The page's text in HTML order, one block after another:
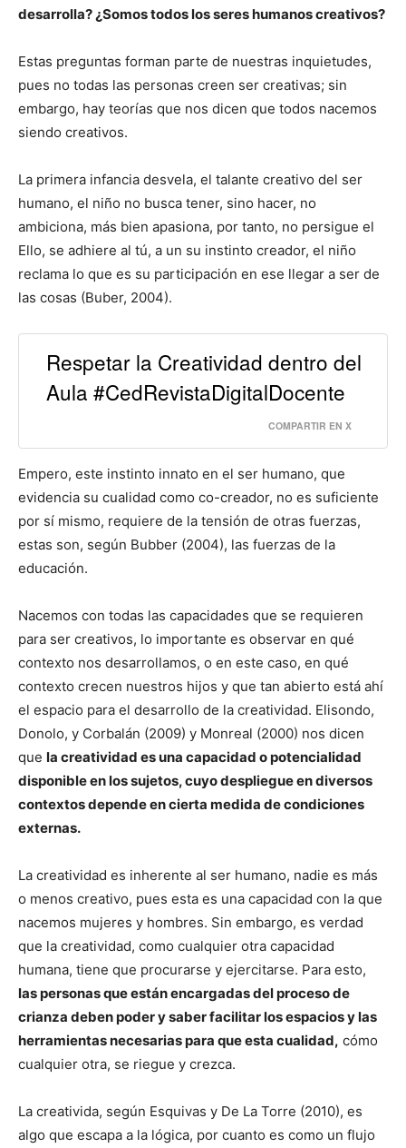
desarrolla? ¿Somos todos los seres humanos creativos?
Estas preguntas forman parte de nuestras inquietudes,
pues no todas las personas creen ser creativas; sin
embargo, hay teorías que nos dicen que todos nacemos
siendo creativos.
La primera infancia desvela, el talante creativo del ser
humano, el niño no busca tener, sino hacer, no
ambiciona, más bien apasiona, por tanto, no persigue el
Ello, se adhiere al tú, a un su instinto creador, el niño
reclama lo que es su participación en ese llegar a ser de
las cosas (Buber, 2004).
Respetar la Creatividad dentro del
Aula #CedRevistaDigitalDocente
COMPARTIR EN X
Empero, este instinto innato en el ser humano, que
evidencia su cualidad como co-creador, no es suficiente
por sí mismo, requiere de la tensión de otras fuerzas,
estas son, según Bubber (2004), las fuerzas de la
educación.
Nacemos con todas las capacidades que se requieren
para ser creativos, lo importante es observar en qué
contexto nos desarrollamos, o en este caso, en qué
contexto crecen nuestros hijos y que tan abierto está ahí
el espacio para el desarrollo de la creatividad. Elisondo,
Donolo, y Corbalán (2009) y Monreal (2000) nos dicen
que la creatividad es una capacidad o potencialidad
disponible en los sujetos, cuyo despliegue en diversos
contextos depende en cierta medida de condiciones
externas.
La creatividad es inherente al ser humano, nadie es más
o menos creativo, pues esta es una capacidad con la que
nacemos mujeres y hombres. Sin embargo, es verdad
que la creatividad, como cualquier otra capacidad
humana, tiene que procurarse y ejercitarse. Para esto,
las personas que están encargadas del proceso de
crianza deben poder y saber facilitar los espacios y las
herramientas necesarias para que esta cualidad, cómo
cualquier otra, se riegue y crezca.
La creativida, según Esquivas y De La Torre (2010), es
algo que escapa a la lógica, por cuanto es como un flujo